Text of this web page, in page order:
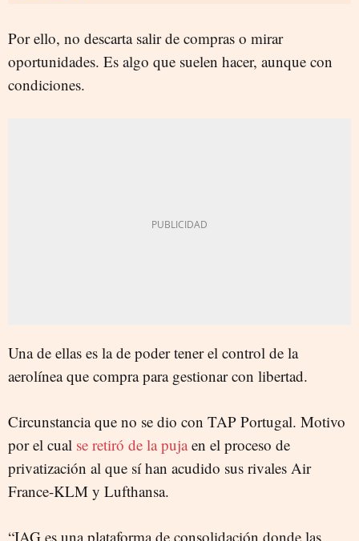
Por ello, no descarta salir de compras o mirar
oportunidades. Es algo que suelen hacer, aunque con
condiciones.
Una de ellas es la de poder tener el control de la
aerolínea que compra para gestionar con libertad.
Circunstancia que no se dio con TAP Portugal. Motivo
por el cual se retiró de la pujaen el proceso de
privatización al que sí han acudido sus rivales Air
France-KLM y Lufthansa.
“IAG es una plataforma de consolidación donde las